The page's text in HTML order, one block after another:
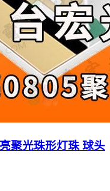
聚光珠形灯珠 球头